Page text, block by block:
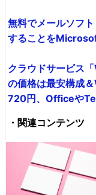
無料でメールソフ
することを
クラウドサービス
の価格は最安構成
720円、Officeや
・関連コンテンツ